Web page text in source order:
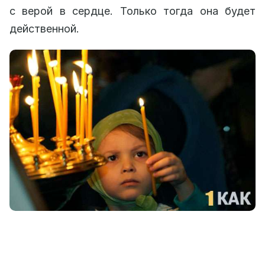
с верой в сердце. Только тогда она будет
действенной.